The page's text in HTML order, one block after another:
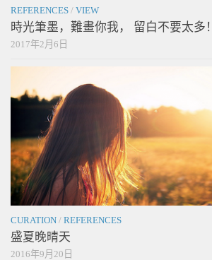
REFERENCES / VIEW
時光筆墨，難畫你我， 留白不要太多！
2017年2月6日
CURATION / REFERENCES
盛夏晚晴天
2016年9月20日